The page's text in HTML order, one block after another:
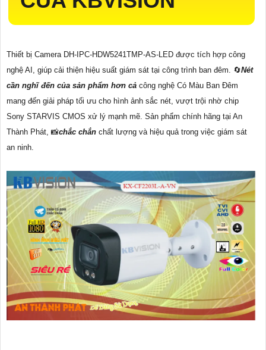
Thiết bị Camera DH-IPC-HDW5241TMP-AS-LED được tích hợp công
nghệ AI, giúp cải thiện hiệu suất giám sát tại công trình ban đêm. 🔄Nét
cần nghĩ đến của sản phẩm hơn cả công nghệ Có Màu Ban Đêm
mang đến giải pháp tối ưu cho hình ảnh sắc nét, vượt trội nhờ chip
Sony STARVIS CMOS xử lý mạnh mẽ. Sản phẩm chính hãng tại An
Thành Phát, 📸chắc chắn chất lượng và hiệu quả trong việc giám sát
an ninh.